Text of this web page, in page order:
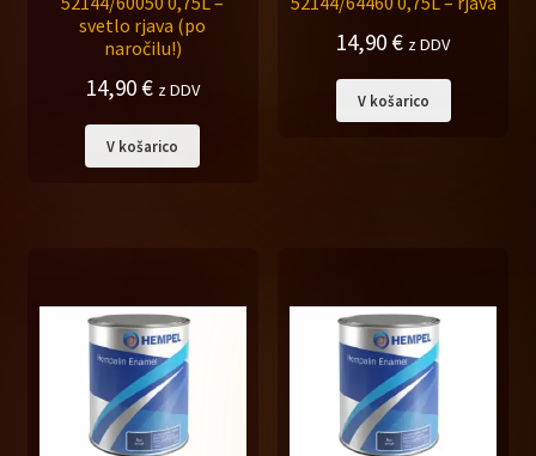
svetlo rjava (po
naročilu!)
14,90€ z DDV
V košarico
14,90€ z DDV
V košarico